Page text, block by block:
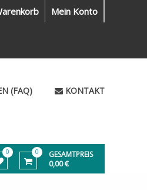
Mein Konto
(FAQ) KONTAKT
0 0
GESAMTPREIS
0,00 €